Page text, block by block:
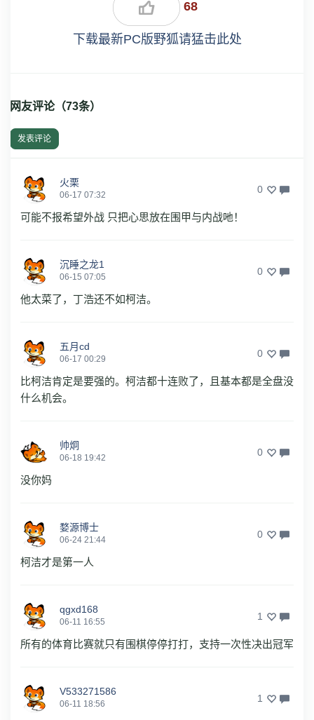
68
下载最新PC版野狐请猛击此处
网友评论（73条）
发表评论
火栗
06-17 07:32 0
可能不报希望外战 只把心思放在围甲与内战吔！
沉睡之龙1
06-15 07:05 0
他太菜了，丁浩还不如柯洁。
五月cd
06-17 00:29 0
比柯洁肯定是要强的。柯洁都十连败了，且基本都是全盘没
什么机会。
帅炯
06-18 19:42 0
没你妈
婺源博士
06-24 21:44 0
柯洁才是第一人
qgxd168
06-11 16:55 1
所有的体育比赛就只有围棋停停打打，支持一次性决出冠军
V533271586
06-11 18:56 1